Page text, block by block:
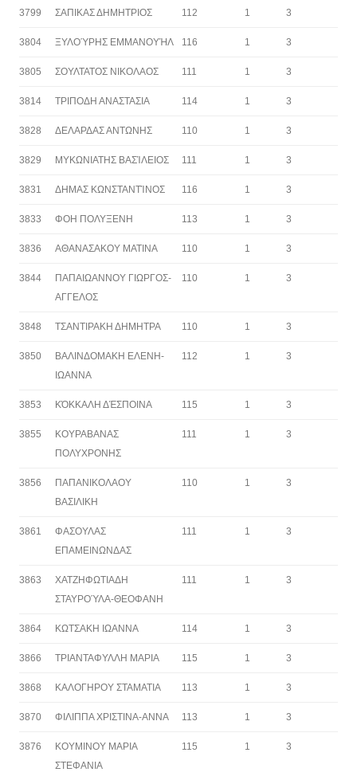
3799 ΣΑΠΙΚΑΣ ΔΗΜΗΤΡΙΟΣ 112 1 3
3804 ΞΥΛΟΎΡΗΣ ΕΜΜΑΝΟΥΉΛ 116 1 3
3805 ΣΟΥΛΤΑΤΟΣ ΝΙΚΟΛΑΟΣ 111 1 3
3814 ΤΡΙΠΟΔΗ ΑΝΑΣΤΑΣΙΑ 114 1 3
3828 ΔΕΛΑΡΔΑΣ ΑΝΤΩΝΗΣ 110 1 3
3829 ΜΥΚΩΝΙΑΤΗΣ ΒΑΣΊΛΕΙΟΣ 111 1 3
3831 ΔΗΜΑΣ ΚΩΝΣΤΑΝΤΊΝΟΣ 116 1 3
3833 ΦΟΗ ΠΟΛΥΞΕΝΗ 113 1 3
3836 ΑΘΑΝΑΣΑΚΟΥ ΜΑΤΙΝΑ 110 1 3
3844
ΠΑΠΑΙΩΑΝΝΟΥ ΓΙΩΡΓΟΣ-
ΑΓΓΕΛΟΣ
110 1 3
3848 ΤΣΑΝΤΙΡΑΚΗ ΔΗΜΗΤΡΑ 110 1 3
3850
ΒΑΛΙΝΔΟΜΑΚΗ ΕΛΕΝΗ-
ΙΩΑΝΝΑ
112 1 3
3853 ΚΌΚΚΑΛΗ ΔΈΣΠΟΙΝΑ 115 1 3
3855
ΚΟΥΡΑΒΑΝΑΣ
ΠΟΛΥΧΡΟΝΗΣ
111 1 3
3856
ΠΑΠΑΝΙΚΟΛΑΟΥ
ΒΑΣΙΛΙΚΗ
110 1 3
3861
ΦΑΣΟΥΛΑΣ
ΕΠΑΜΕΙΝΩΝΔΑΣ
111 1 3
3863
ΧΑΤΖΗΦΩΤΙΑΔΗ
ΣΤΑΥΡΟΎΛΑ-ΘΕΟΦΑΝΗ
111 1 3
3864 ΚΩΤΣΑΚΗ ΙΩΑΝΝΑ 114 1 3
3866 ΤΡΙΑΝΤΑΦΥΛΛΗ ΜΑΡΙΑ 115 1 3
3868 ΚΑΛΟΓΗΡΟΥ ΣΤΑΜΑΤΙΑ 113 1 3
3870 ΦΙΛΙΠΠΑ ΧΡΙΣΤΙΝΑ-ΑΝΝΑ 113 1 3
3876
ΚΟΥΜΙΝΟΥ ΜΑΡΙΑ
ΣΤΕΦΑΝΙΑ
115 1 3